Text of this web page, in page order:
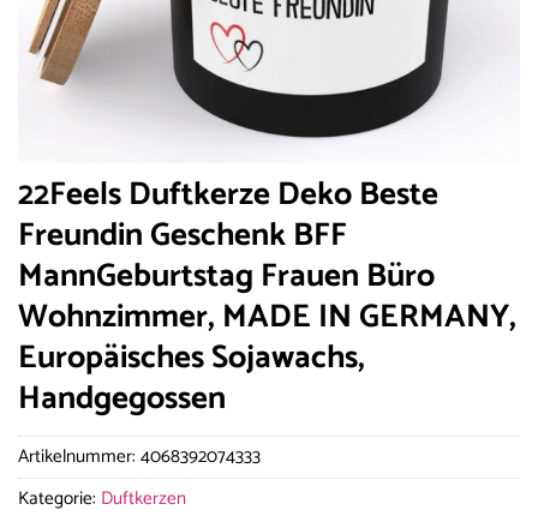
22Feels Duftkerze Deko Beste
Freundin Geschenk BFF
MannGeburtstag Frauen Büro
Wohnzimmer, MADE IN GERMANY,
Europäisches Sojawachs,
Handgegossen
Artikelnummer: 4068392074333
Kategorie: Duftkerzen